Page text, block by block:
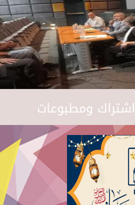
ومطبوعات